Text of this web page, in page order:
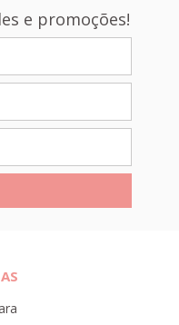
e promoções!